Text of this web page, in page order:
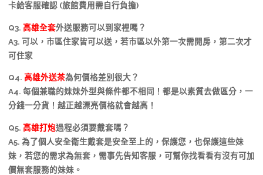
卡給客服確認 (旅館費用需自行負擔)
Q3. 高雄全套外送服務可以到家裡嗎？
A3. 可以，市區住家皆可以送，若市區以外第一次需開房，第二次才
可住家
Q4. 高雄外送茶為何價格差別很大？
A4. 每個兼職的妹妹外型與條件都不相同！都是以素質去做區分，一
分錢一分貨！越正越漂亮價格就會越高！
Q5. 高雄打炮過程必須要戴套嗎？
A5. 為了個人安全衛生戴套是安全至上的，保護您，也保護這些妹
妹，若您的需求為無套，需事先告知客服，可幫你找看看有沒有可加
價無套服務的妹妹。